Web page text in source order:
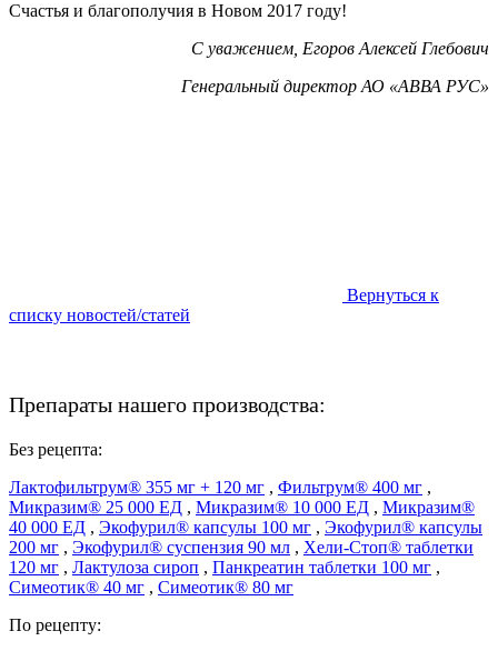
Счастья и благополучия в Новом 2017 году!
C уважением, Егоров Алексей Глебович
Генеральный директор АО «АВВА РУС»
Вернуться к
списку новостей/статей
Препараты нашего производства:
Без рецепта:
Лактофильтрум® 355 мг + 120 мг , Фильтрум® 400 мг ,
Микразим® 25 000 ЕД , Микразим® 10 000 ЕД , Микразим®
40 000 ЕД , Экофурил® капсулы 100 мг , Экофурил® капсулы
200 мг , Экофурил® суспензия 90 мл , Хели-Стоп® таблетки
120 мг , Лактулоза сироп , Панкреатин таблетки 100 мг ,
Симеотик® 40 мг , Симеотик® 80 мг
По рецепту: